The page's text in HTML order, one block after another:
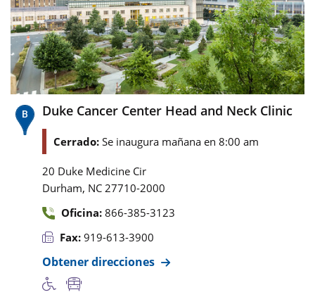
Duke Cancer Center Head and Neck Clinic
Cerrado: Se inaugura mañana en 8:00 am
20 Duke Medicine Cir
Durham, NC 27710-2000
Oficina: 866-385-3123
Fax: 919-613-3900
Obtener direcciones